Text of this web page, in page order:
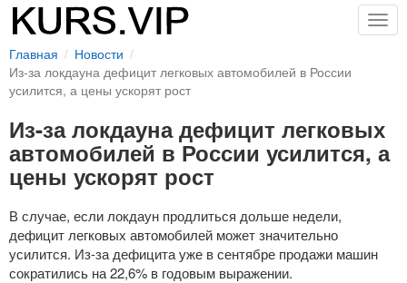
Главная
Новости
Из-за локдауна дефицит легковых автомобилей в России
усилится, а цены ускорят рост
Из-за локдауна дефицит легковых
автомобилей в России усилится, а
цены ускорят рост
В случае, если локдаун продлиться дольше недели,
дефицит легковых автомобилей может значительно
усилится. Из-за дефицита уже в сентябре продажи машин
сократились на 22,6% в годовым выражении.